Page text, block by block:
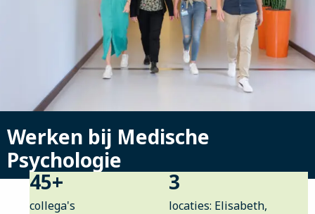
Werken bij Medische
Psychologie
45+
collega's
3
locaties: Elisabeth,